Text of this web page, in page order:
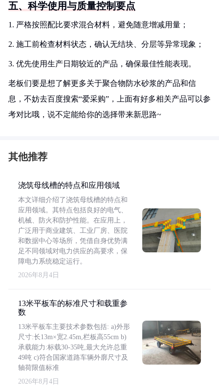
五、科学使用与质量控制要点
1. 严格按照配比要求混合材料，避免随意增减用量；
2. 施工前检查材料状态，确认无结块、分层等异常现象；
3. 优先使用生产日期较近的产品，确保最佳性能表现。
老板们要是想了解更多关于聚合物防水砂浆的产品和信
息，不妨去百度搜索“爱采购”，上面有好多相关产品可以参
考对比哦，说不定能给你的选择带来新思路~
其他推荐
浇筑母线槽的特点和应用领域
本文详细介绍了浇筑母线槽的特点和
应用领域。其特点包括良好的电气、
机械、防火和防护性能。在应用上，
广泛用于商业建筑、工业厂房、医院
和数据中心等场所，凭借自身优势满
足不同领域对电力供应的高要求，保
障电力系统稳定运行。
2026年8月4日
13米平板车的标准尺寸和载重参
数
13米平板车主要技术参数包括: a)外形
尺寸:长13m×宽2.45m,栏板高55cm b)
承载能力:标载30-35吨,最大允许总重
49吨 c)符合国家道路车辆外廓尺寸及
轴荷限值标准
2026年8月4日